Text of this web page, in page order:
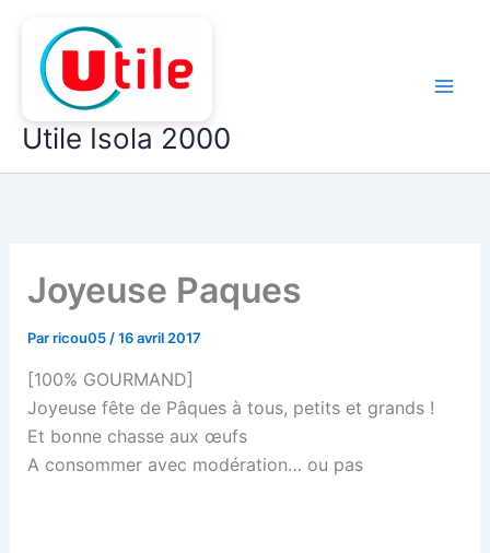
contenu
Utile Isola 2000
Joyeuse Paques
Parricou05 /16 avril 2017
[100% GOURMAND]
Joyeuse fête de Pâques à tous, petits et grands !
Et bonne chasse aux œufs
A consommer avec modération… ou pas